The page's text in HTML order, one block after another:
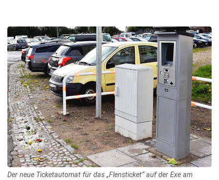
Der neue Ticketautomat für das „Flensticket“ auf der Exe am